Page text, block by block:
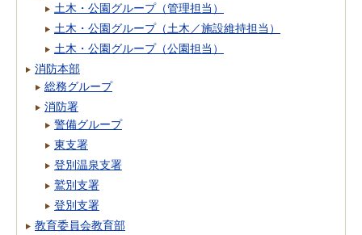
土木・公園グループ（管理担当）
土木・公園グループ（土木／施設維持担当）
土木・公園グループ（公園担当）
消防本部
総務グループ
消防署
警備グループ
東支署
登別温泉支署
鷲別支署
登別支署
教育委員会教育部